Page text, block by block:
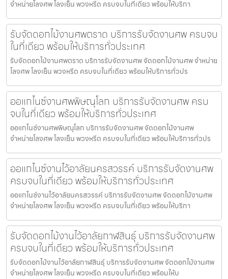
จำหน่ายโลงศพ โลงเย็น พวงหรีด ครบจบในที่เดียว พร้อมให้บริกา
รับจัดดอกไม้งานศพตราด บริการรับจัดงานศพ ครบจบ
ในที่เดียว พร้อมให้บริการทั่วประเทศ
รับจัดดอกไม้งานศพตราด บริการรับจัดงานศพ จัดดอกไม้งานศพ จำหน่าย
โลงศพ โลงเย็น พวงหรีด ครบจบในที่เดียว พร้อมให้บริการทั่วปร
ออแกไนซ์งานศพพิษณุโลก บริการรับจัดงานศพ ครบ
จบในที่เดียว พร้อมให้บริการทั่วประเทศ
ออแกไนซ์งานศพพิษณุโลก บริการรับจัดงานศพ จัดดอกไม้งานศพ
จำหน่ายโลงศพ โลงเย็น พวงหรีด ครบจบในที่เดียว พร้อมให้บริการทั่วปร
ออแกไนซ์งานไว้อาลัยนครสวรรค์ บริการรับจัดงานศพ
ครบจบในที่เดียว พร้อมให้บริการทั่วประเทศ
ออแกไนซ์งานไว้อาลัยนครสวรรค์ บริการรับจัดงานศพ จัดดอกไม้งานศพ
จำหน่ายโลงศพ โลงเย็น พวงหรีด ครบจบในที่เดียว พร้อมให้บริกา
รับจัดดอกไม้งานไว้อาลัยกาฬสินธุ์ บริการรับจัดงานศพ
ครบจบในที่เดียว พร้อมให้บริการทั่วประเทศ
รับจัดดอกไม้งานไว้อาลัยกาฬสินธุ์ บริการรับจัดงานศพ จัดดอกไม้งานศพ
จำหน่ายโลงศพ โลงเย็น พวงหรีด ครบจบในที่เดียว พร้อมให้บ